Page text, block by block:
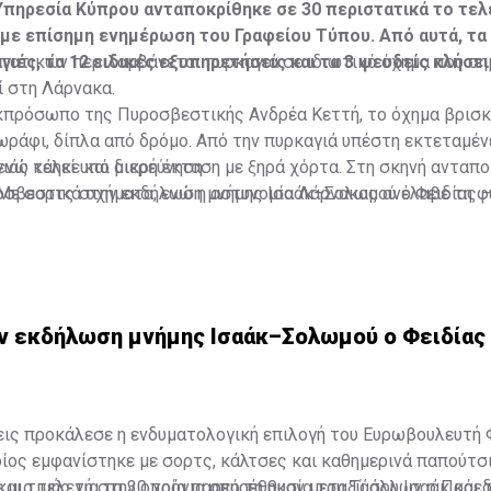
Κύπρου ανταποκρίθηκε σε 30 περιστατικά το
επίσημη ενημέρωση του Γραφείου Τύπου. Από αυτά, τα
τα 12 ειδικές εξυπηρετήσεις και τα 3 ψευδείς
περιλαμβάνεται πυρκαγιά σε ιδιωτικό όχημα που
στη Λάρνακα.
της Πυροσβεστικής Ανδρέα Κεττή, το όχημα
δίπλα από δρόμο. Από την πυρκαγιά υπέστη
κάηκε και μικρή έκταση με ξηρά χόρτα. Στη σκηνή
οχήματα, ενώ η αστυνομία Λάρνακας ανέλαβε τη
τελεί υπό διερεύνηση.
σορτς στην εκδήλωση μνήμης Ισαάκ–Σολωμού ο Φειδίας
εκδήλωση μνήμης Ισαάκ–Σολωμού ο Φειδίας
προκάλεσε η ενδυματολογική επιλογή του Ευρωβουλευτή
εμφανίστηκε με σορτς, κάλτσες και καθημερινά
τιμής για τα 30 χρόνια από τη θυσία του Τάσου Ισαάκ και
μια τελετή στην οποία παρευρέθηκαν μεταξύ άλλων ο